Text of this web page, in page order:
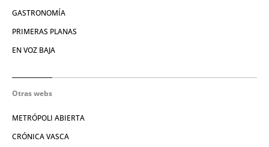
GASTRONOMÍA
PRIMERAS PLANAS
EN VOZ BAJA
Otras webs
METRÓPOLI ABIERTA
CRÓNICA VASCA